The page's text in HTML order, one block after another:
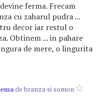
ferma. Frecam
cu zaharul pudra ...
decor iar restul o
Obtinem ... in pahare
de mere, o lingurita
de branza si somon